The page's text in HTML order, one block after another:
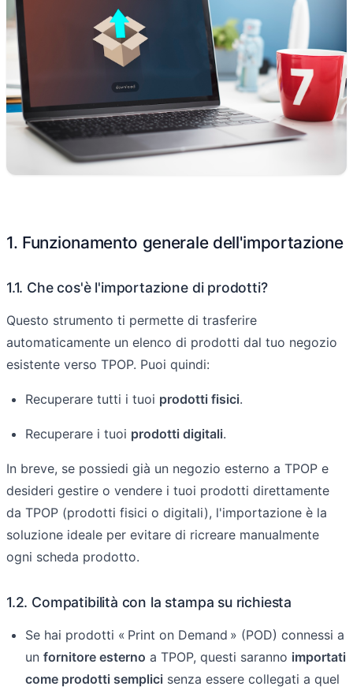
1. Funzionamento generale dell'importazione
1.1. Che cos'è l'importazione di prodotti?
Questo strumento ti permette di trasferire
automaticamente un elenco di prodotti dal tuo negozio
esistente verso TPOP. Puoi quindi:
Recuperare tutti i tuoi prodotti fisici.
Recuperare i tuoi prodotti digitali.
In breve, se possiedi già un negozio esterno a TPOP e
desideri gestire o vendere i tuoi prodotti direttamente
da TPOP (prodotti fisici o digitali), l'importazione è la
soluzione ideale per evitare di ricreare manualmente
ogni scheda prodotto.
1.2. Compatibilità con la stampa su richiesta
Se hai prodotti « Print on Demand » (POD) connessi a
un fornitore esterno a TPOP, questi saranno importati
come prodotti semplici senza essere collegati a quel